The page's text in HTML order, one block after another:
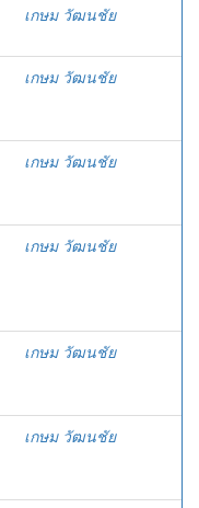
เกษม วัฒนชัย
เกษม วัฒนชัย
เกษม วัฒนชัย
เกษม วัฒนชัย
เกษม วัฒนชัย
เกษม วัฒนชัย